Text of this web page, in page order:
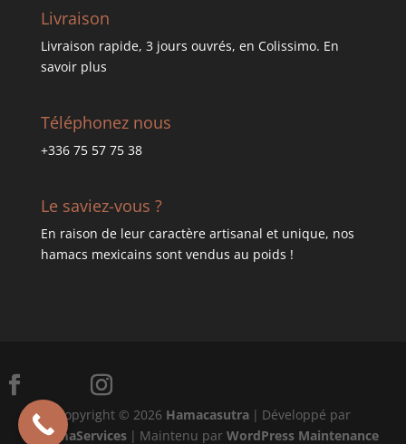
Livraison
Livraison rapide, 3 jours ouvrés, en Colissimo. En
savoir plus
Téléphonez nous
+336 75 57 75 38
Le saviez-vous ?
En raison de leur caractère artisanal et unique, nos
hamacs mexicains sont vendus au poids !
Copyright © 2026 Hamacasutra | Développé par
PragmaServices | Maintenu par WordPress Maintenance